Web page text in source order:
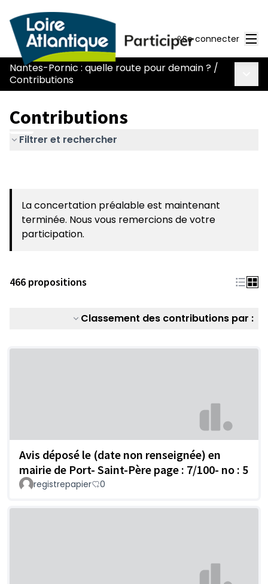
Se connecter
Nantes-Pornic : quelle route pour demain ? /
Contributions
Contributions
Filtrer et rechercher
La concertation préalable est maintenant
terminée. Nous vous remercions de votre
participation.
466 propositions
Classement des contributions par :
Avis déposé le (date non renseignée) en
mairie de Port- Saint-Père page : 7/100- no : 5
registrepapier 0